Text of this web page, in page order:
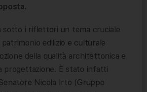
sotto i riflettori un tema cruciale
edilizio e culturale
della qualità architettonica e
progettazione. È stato infatti
Nicola Irto (Gruppo